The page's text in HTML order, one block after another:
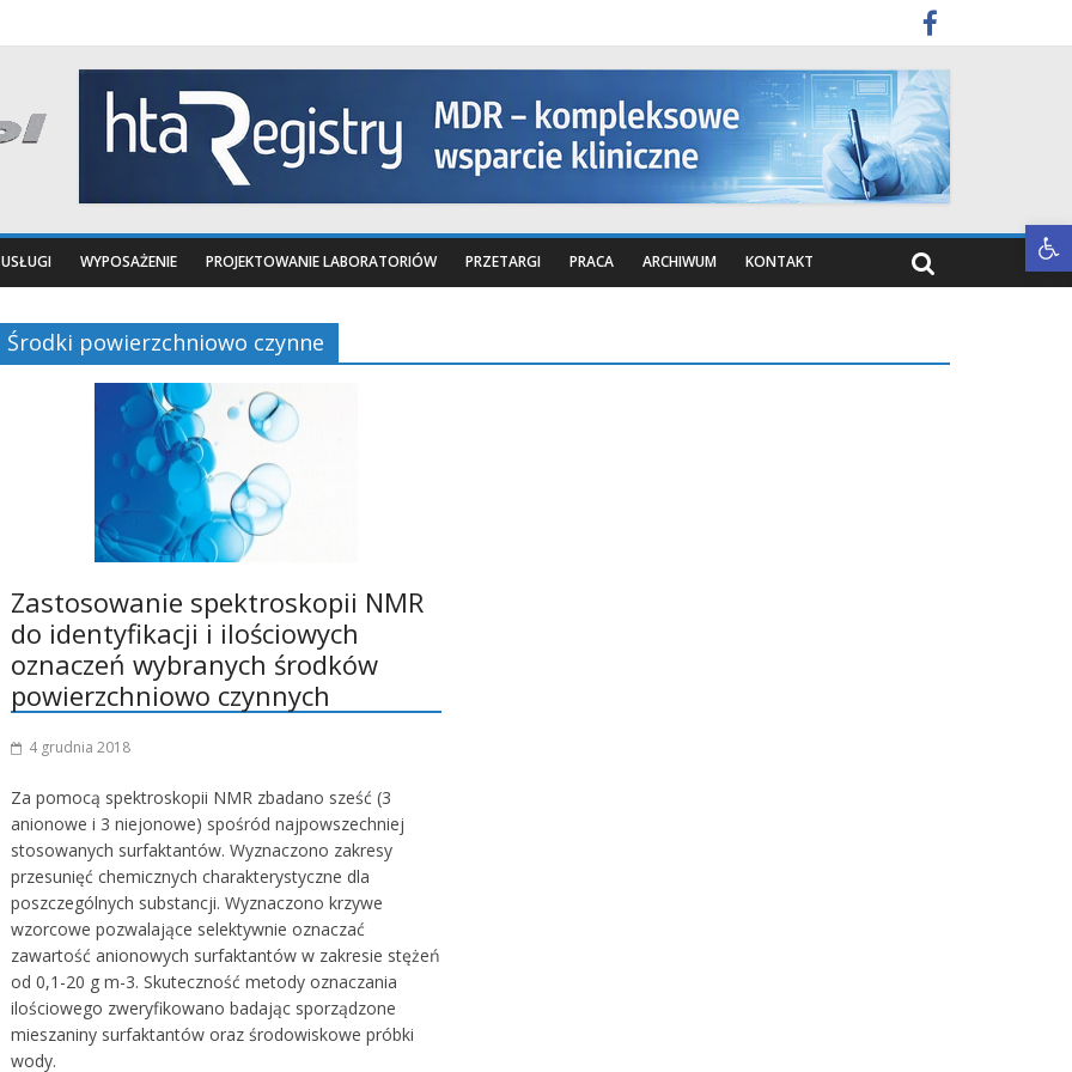
Otwórz pasek narzędzi
USŁUGI WYPOSAŻENIE PROJEKTOWANIE LABORATORIÓW PRZETARGI PRACA ARCHIWUM KONTAKT
Środki powierzchniowo czynne
Zastosowanie spektroskopii NMR
do identyfikacji i ilościowych
oznaczeń wybranych środków
powierzchniowo czynnych
4 grudnia 2018
Za pomocą spektroskopii NMR zbadano sześć (3
anionowe i 3 niejonowe) spośród najpowszechniej
stosowanych surfaktantów. Wyznaczono zakresy
przesunięć chemicznych charakterystyczne dla
poszczególnych substancji. Wyznaczono krzywe
wzorcowe pozwalające selektywnie oznaczać
zawartość anionowych surfaktantów w zakresie stężeń
od 0,1-20 g m-3. Skuteczność metody oznaczania
ilościowego zweryfikowano badając sporządzone
mieszaniny surfaktantów oraz środowiskowe próbki
wody.